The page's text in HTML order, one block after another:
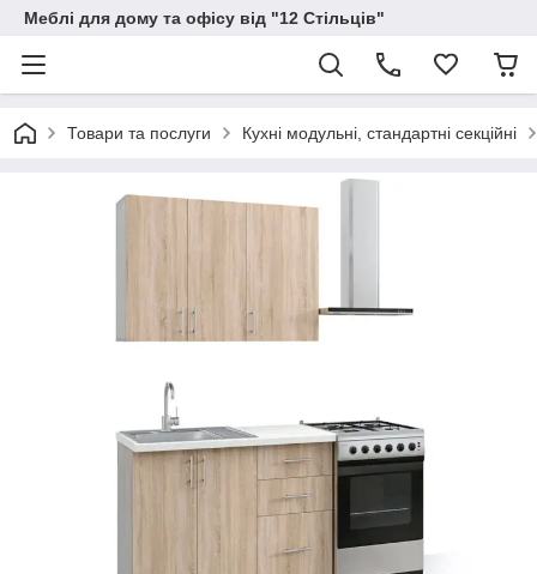
Меблі для дому та офісу від "12 Стільців"
Товари та послуги Кухні модульні, стандартні секційні